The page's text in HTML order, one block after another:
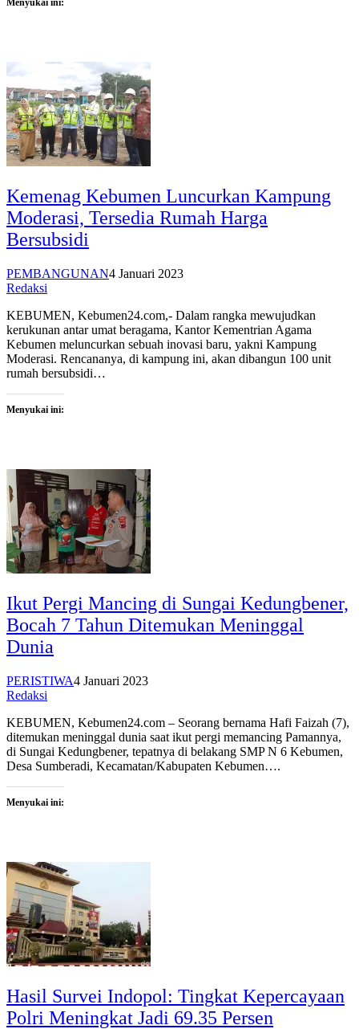
Menyukai ini:
Kemenag Kebumen Luncurkan Kampung
Moderasi, Tersedia Rumah Harga
Bersubsidi
PEMBANGUNAN4 Januari 2023
Redaksi
KEBUMEN, Kebumen24.com,- Dalam rangka mewujudkan
kerukunan antar umat beragama, Kantor Kementrian Agama
Kebumen meluncurkan sebuah inovasi baru, yakni Kampung
Moderasi. Rencananya, di kampung ini, akan dibangun 100 unit
rumah bersubsidi…
Menyukai ini:
Ikut Pergi Mancing di Sungai Kedungbener,
Bocah 7 Tahun Ditemukan Meninggal
Dunia
PERISTIWA4 Januari 2023
Redaksi
KEBUMEN, Kebumen24.com – Seorang bernama Hafi Faizah (7),
ditemukan meninggal dunia saat ikut pergi memancing Pamannya,
di Sungai Kedungbener, tepatnya di belakang SMP N 6 Kebumen,
Desa Sumberadi, Kecamatan/Kabupaten Kebumen….
Menyukai ini:
Hasil Survei Indopol: Tingkat Kepercayaan
Polri Meningkat Jadi 69.35 Persen